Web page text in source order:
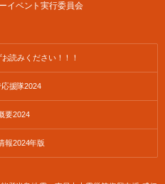
イベント実行委員会
読みください！！！
援隊2024
要2024
報2024年版